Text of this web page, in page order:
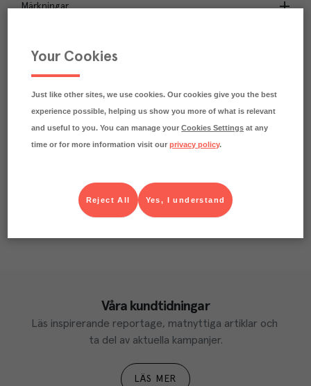
Märkningar
Klimatavtryck
Varje kilo av varan påverkar klimatet motsvarande
utsläppen av 4.2 kg koldioxid.
Läs mer om hur vi beräknar klimatavtryck
Våra kundtidningar
Läs inspirerande reportage, matnyttiga artiklar och
ta del av aktuella kampanjer.
LÄS MER
Your Cookies
Just like other sites, we use cookies. Our cookies give you the best
experience possible, helping us show you more of what is relevant
and useful to you. You can manage yourCookies Settings at any
time or for more information visit ourprivacy policy.
Yes, I understand
Reject All